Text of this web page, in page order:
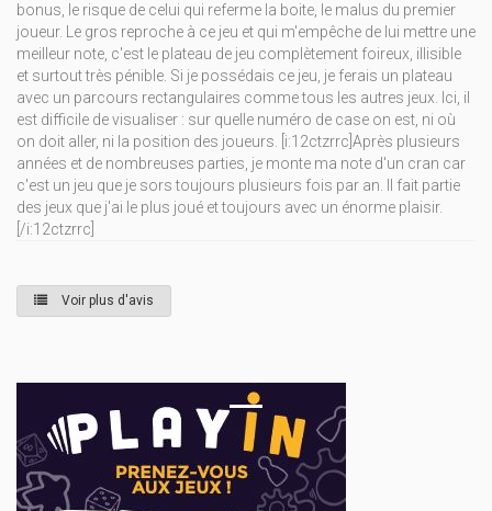
bonus, le risque de celui qui referme la boite, le malus du premier
joueur. Le gros reproche à ce jeu et qui m'empêche de lui mettre une
meilleur note, c'est le plateau de jeu complètement foireux, illisible
et surtout très pénible. Si je possédais ce jeu, je ferais un plateau
avec un parcours rectangulaires comme tous les autres jeux. Ici, il
est difficile de visualiser : sur quelle numéro de case on est, ni où
on doit aller, ni la position des joueurs. [i:12ctzrrc]Après plusieurs
années et de nombreuses parties, je monte ma note d'un cran car
c'est un jeu que je sors toujours plusieurs fois par an. Il fait partie
des jeux que j'ai le plus joué et toujours avec un énorme plaisir.
[/i:12ctzrrc]
Voir plus d'avis